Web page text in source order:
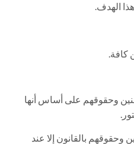
الهدف.
كافة.
وحقوقهم على أساس أنها
وحقوقهم بالقانون إلا عند